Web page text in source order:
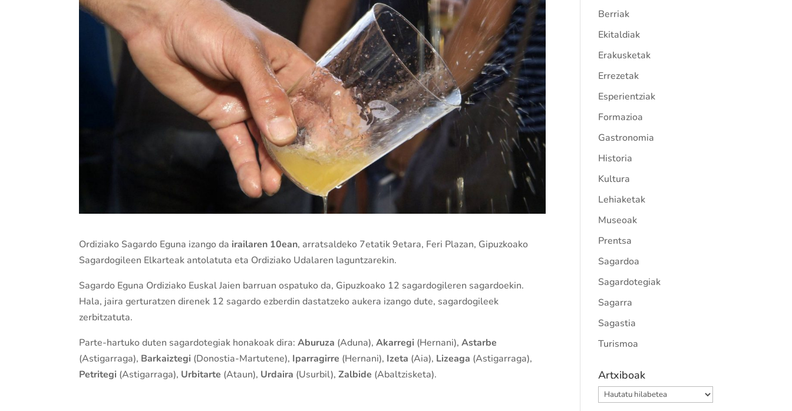
Ordiziako Sagardo Eguna izango da irailaren 10ean, arratsaldeko 7etatik 9etara, Feri Plazan, Gipuzkoako
Sagardogileen Elkarteak antolatuta eta Ordiziako Udalaren laguntzarekin.
Sagardo Eguna Ordiziako Euskal Jaien barruan ospatuko da, Gipuzkoako 12 sagardogileren sagardoekin.
Hala, jaira gerturatzen direnek 12 sagardo ezberdin dastatzeko aukera izango dute, sagardogileek
zerbitzatuta.
Parte-hartuko duten sagardotegiak honakoak dira:Aburuza (Aduna),Akarregi (Hernani),Astarbe
(Astigarraga), Barkaiztegi (Donostia-Martutene), Iparragirre (Hernani), Izeta (Aia), Lizeaga (Astigarraga),
Petritegi (Astigarraga), Urbitarte (Ataun), Urdaira (Usurbil),Zalbide (Abaltzisketa).
Berriak
Ekitaldiak
Erakusketak
Errezetak
Esperientziak
Formazioa
Gastronomia
Historia
Kultura
Lehiaketak
Museoak
Prentsa
Sagardoa
Sagardotegiak
Sagarra
Sagastia
Turismoa
Artxiboak
Artxiboak